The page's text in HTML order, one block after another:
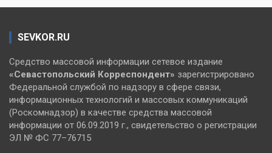
SEVKOR.RU
Средство массовой информации сетевое издание
«Севастопольский Корреспондент» зарегистрировано
Федеральной службой по надзору в сфере связи,
информационных технологий и массовых коммуникаций
(Роскомнадзор) в качестве средства массовой
информации от 06.09.2019 г., свидетельство о регистрации
ЭЛ № ФС 77–76715